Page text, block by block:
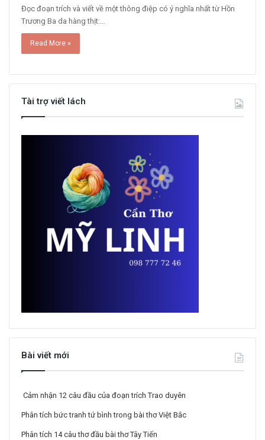
Đọc đoạn trích và viết về một thông điệp có ý nghĩa nhất từ Hồn
Trương Ba da hàng thịt:…
Read More »
Tài trợ viết lách
Bài viết mới
Cảm nhận 12 câu đầu của đoạn trích Trao duyên
Phân tích bức tranh tứ bình trong bài thơ Việt Bắc
Phân tích 14 câu thơ đầu bài thơ Tây Tiến